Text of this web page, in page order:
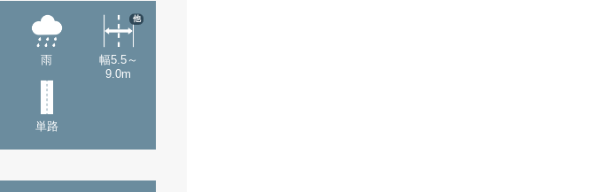
雨
幅5.5～
9.0m
他
単路